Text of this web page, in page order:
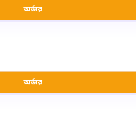
অর্ডার
অর্ডার